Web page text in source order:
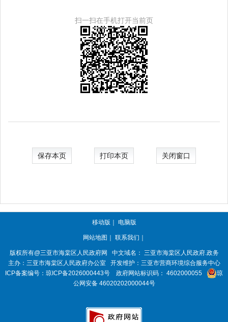
扫一扫在手机打开当前页
保存本页 打印本页 关闭窗口
移动版 ｜ 电脑版
网站地图 ｜ 联系我们 ｜
版权所有@三亚市海棠区人民政府网 中文域名：
三亚市海棠区人民政府.政务
主办：三亚市海棠区人民政府办公室
开发维护：三亚市营商环境综合服务中心
ICP备案编号： 琼ICP备2026000443号 政府网站标识码： 4602000055
琼
公网安备 46020202000044号